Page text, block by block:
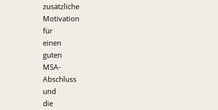
zusätzliche
Motivation
für
einen
guten
MSA-
Abschluss
und
die